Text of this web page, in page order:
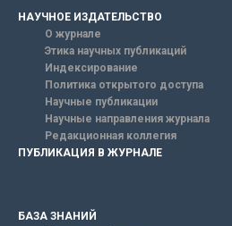
НАУЧНОЕ ИЗДАТЕЛЬСТВО
О журнале
Этика научных публикаций
Индексирование
Политика открытого доступа
Научные публикации
Научные направления журнала
Редакционная коллегия
ПУБЛИКАЦИЯ В ЖУРНАЛЕ
БАЗА ЗНАНИЙ